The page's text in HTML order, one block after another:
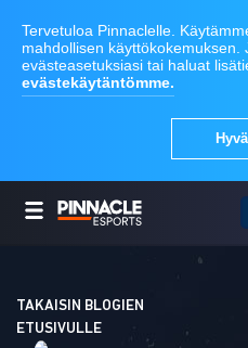
TAKAISIN BLOGIEN
ETUSIVULLE